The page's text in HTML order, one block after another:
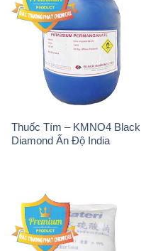
Thuốc Tím – KMNO4 Black
Diamond Ấn Độ India